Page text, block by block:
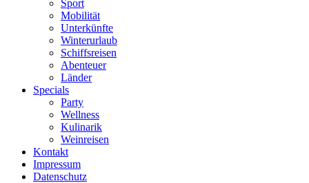
Sport
Mobilität
Unterkünfte
Winterurlaub
Schiffsreisen
Abenteuer
Länder
Specials
Party
Wellness
Kulinarik
Weinreisen
Kontakt
Impressum
Datenschutz